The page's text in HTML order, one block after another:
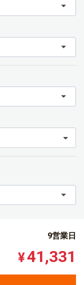
9営業日
¥41,331